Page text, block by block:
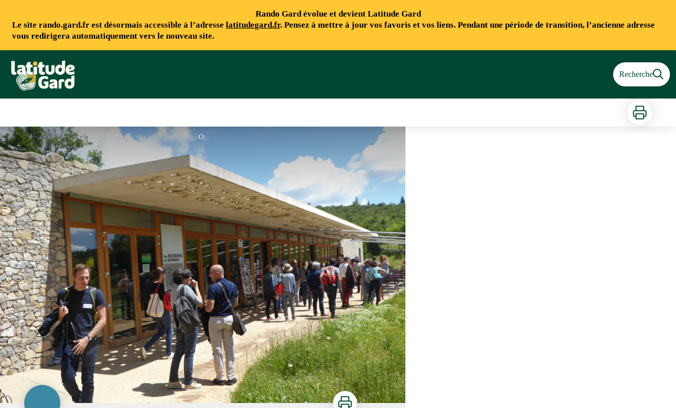
Rando Gard évolue et devient Latitude Gard
Le site rando.gard.fr est désormais accessible à l’adresse latitudegard.fr. Pensez à mettre à jour vos favoris et vos liens. Pendant une période de transition, l’ancienne adresse
vous redirigera automatiquement vers le nouveau site.
Rando Gard Recherche
Imprimer
OT
Imprimer